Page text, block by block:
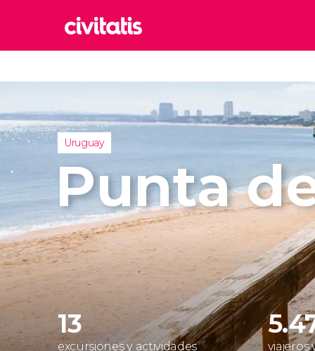
Italia
Reino
Reino
Turquía
Uruguay
Punta
13
excursiones y actividades
viajeros